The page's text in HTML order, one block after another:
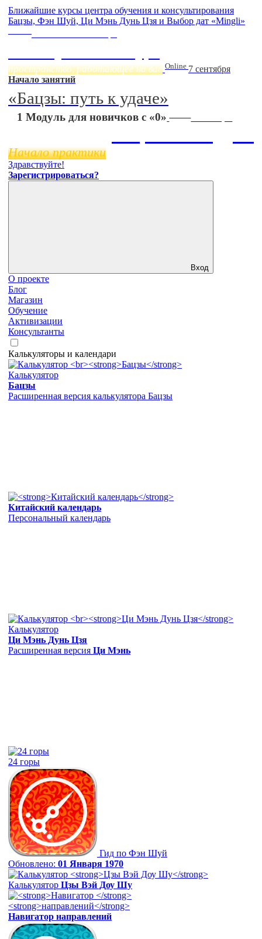
Ближайшие курсы центра обучения и консультирования
Бацзы, Фэн Шуй, Ци Мэнь Дунь Цзя и Выбор дат «Mingli»
пространство, работающее на вас Online 7 сентября
Начало занятий
«Бацзы: путь к удаче»
1 Модуль для новичков с «0» 11 ноября
Начало практики
Здравствуйте!
Зарегистрироваться?
Вход
О проекте
Блог
Магазин
Обучение
Активизации
Консультанты
Калькуляторы и календари
Калькулятор
Бацзы
Расширенная версия калькулятора Бацзы
Китайский календарь
Персональный календарь
Калькулятор
Ци Мэнь Дунь Цзя
Расширенная версия Ци Мэнь
24 горы
Гид по Фэн Шуй
Обновлено: 01 Января 1970
Калькулятор Цзы Вэй Доу Шу
Навигатор направлений